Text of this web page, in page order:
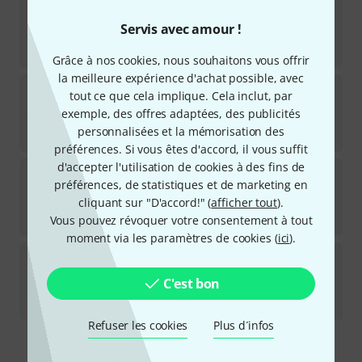
Servis avec amour !
Grâce à nos cookies, nous souhaitons vous offrir
la meilleure expérience d'achat possible, avec
tout ce que cela implique. Cela inclut, par
exemple, des offres adaptées, des publicités
personnalisées et la mémorisation des
préférences. Si vous êtes d'accord, il vous suffit
d'accepter l'utilisation de cookies à des fins de
préférences, de statistiques et de marketing en
cliquant sur "D'accord!" (afficher tout).
Vous pouvez révoquer votre consentement à tout
moment via les paramètres de cookies (ici).
C'est bon
Refuser les cookies Plus d´infos
Disponible immédiatement
Wampler ReWired Brent Mason Ov B-Stock
Disponible immédiatement
259€
WamplerBelle Overdrive B-Stock
Ce produit est épuisé
129€
Wampler
Disponible immédiatement
219€
Envoi gratuit à partir de 69 €